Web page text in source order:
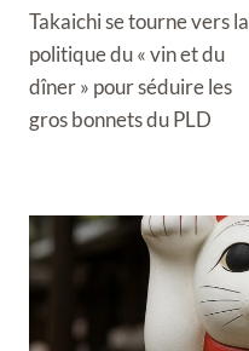
de
l’article
Takaichi se tourne vers la
politique du « vin et du
dîner » pour séduire les
gros bonnets du PLD